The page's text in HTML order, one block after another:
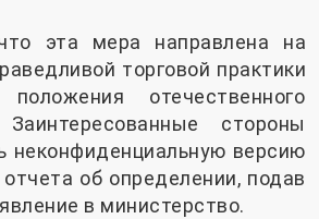
эта мера направлена ​​на
торговой практики
отечественного
стороны
неконфиденциальную версию
отчета об определении, подав
в министерство.